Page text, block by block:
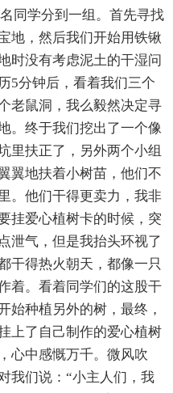
同学分到一组。首先寻找
地，然后我们开始用铁锹
时没有考虑泥土的干湿问
5分钟后，看着我们三个
老鼠洞，我么毅然决定寻
。终于我们挖出了一个像
里扶正了，另外两个小组
翼地扶着小树苗，他们不
。他们干得更卖力，我非
挂爱心植树卡的时候，突
泄气，但是我抬头环视了
干得热火朝天，都像一只
着。看着同学们的这股干
始种植另外的树，最终，
上了自己制作的爱心植树
心中感慨万千。微风吹
我们说：“小主人们，我